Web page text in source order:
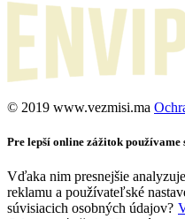
©️ 2019 www.vezmisi.ma
Pre lepší online zážitok používame
Vďaka nim presnejšie
reklamu a používateľské
súvisiacich osobných údajov?